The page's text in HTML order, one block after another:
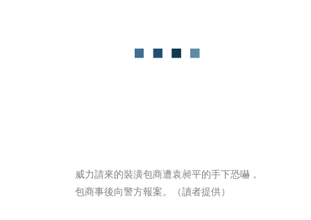
威力請來的裝潢包商遭袁昶平的手下恐嚇，
包商事後向警方報案。（讀者提供）